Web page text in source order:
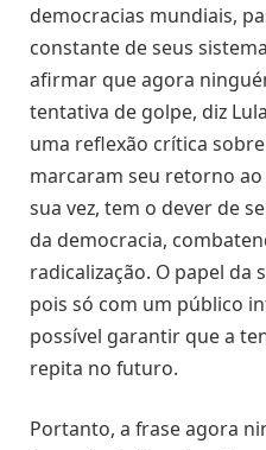
democracias mundiais,
constante de seus
afirmar que agora
tentativa de golpe, diz
uma reflexão crítica
marcaram seu retorno
sua vez, tem o dever de
da democracia,
radicalização. O papel da
pois só com um público
possível garantir que a
repita no futuro.
Portanto, a frase agora